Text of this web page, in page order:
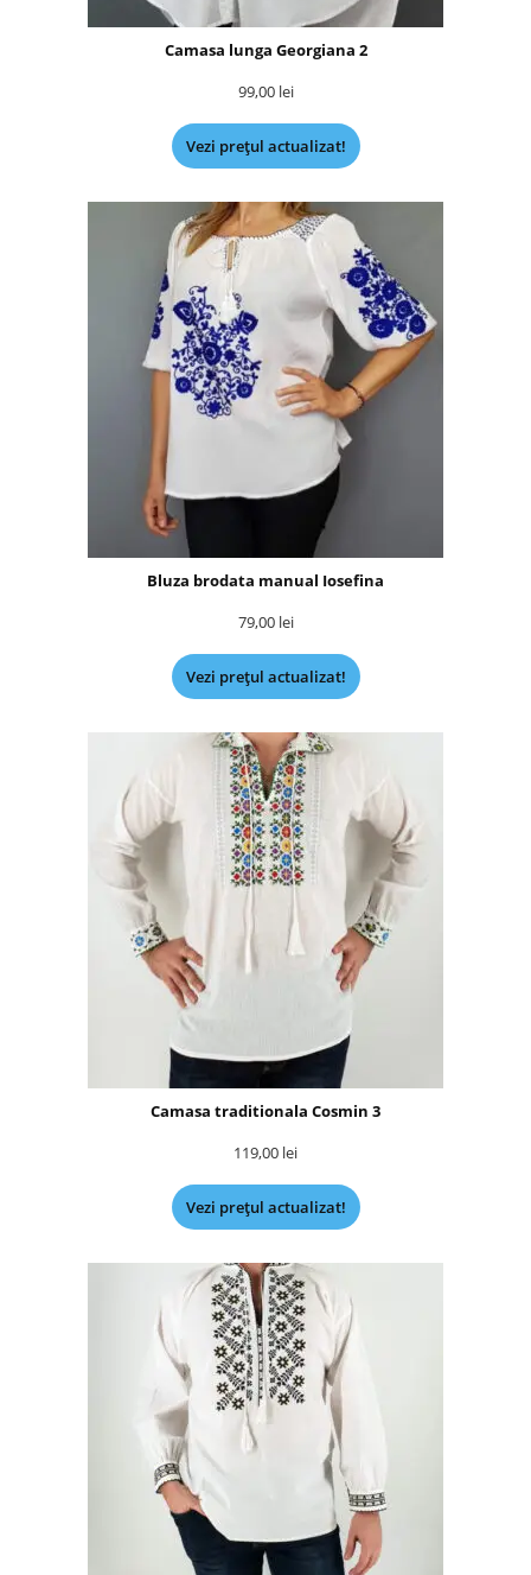
Camasa lunga Georgiana 2
99,00 lei
Vezi prețul actualizat!
Bluza brodata manual Iosefina
79,00 lei
Vezi prețul actualizat!
Camasa traditionala Cosmin 3
119,00 lei
Vezi prețul actualizat!